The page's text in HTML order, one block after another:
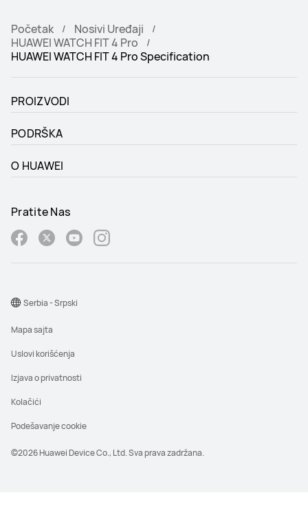
Početak
Nosivi Uređaji
HUAWEI WATCH FIT 4 Pro
HUAWEI WATCH FIT 4 Pro Specification
PROIZVODI
PODRŠKA
O HUAWEI
Pratite Nas
©2026 Huawei Device Co., Ltd. Sva prava zadržana.
Mapa sajta
Uslovi korišćenja
Izjava o privatnosti
Kolačići
Podešavanje cookie
Serbia - Srpski